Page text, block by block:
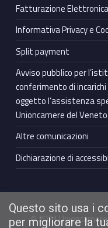
Fatturazione Elettronica
Informativa Privacy e
Split payment
Avviso pubblico per
conferimento di
oggetto l’assistenza
Unioncamere del Veneto
Altre comunicazioni
Dichiarazione di
© 2021 Unioncamere
Questo sito usa i
per migliorare la